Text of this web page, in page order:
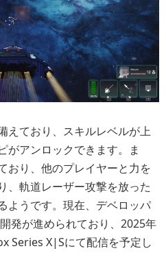
えており、スキルレベルが上
がアンロックできます。ま
おり、他のプレイヤーと力を
、軌道レーザー攻撃を放った
ようです。現在、デベロッパ
発が進められており、2025年
Series X|Sにて配信を予定し